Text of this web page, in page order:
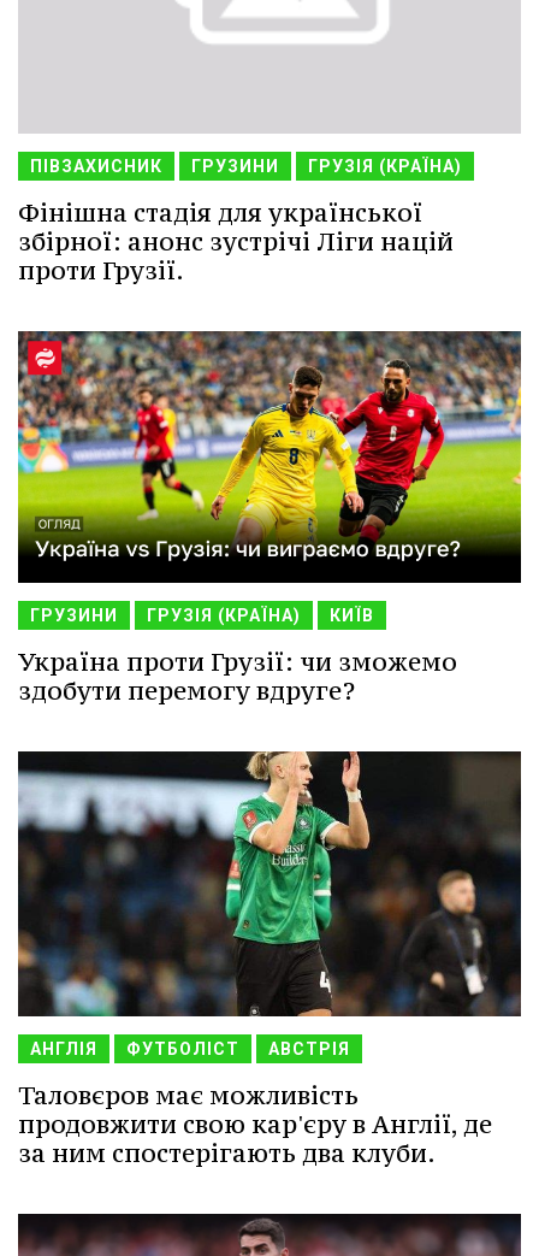
ПІВЗАХИСНИК ГРУЗИНИ ГРУЗІЯ (КРАЇНА)
Фінішна стадія для української
збірної: анонс зустрічі Ліги націй
проти Грузії.
ГРУЗИНИ ГРУЗІЯ (КРАЇНА) КИЇВ
Україна проти Грузії: чи зможемо
здобути перемогу вдруге?
АНГЛІЯ ФУТБОЛІСТ АВСТРІЯ
Таловєров має можливість
продовжити свою кар'єру в Англії, де
за ним спостерігають два клуби.